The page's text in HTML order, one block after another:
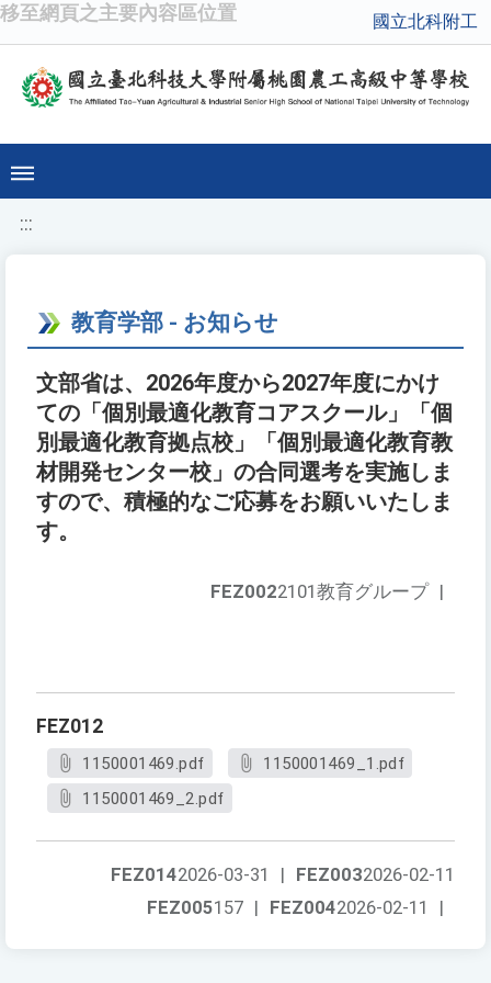
移至網頁之主要內容區位置 國立北科附工
:::
教育学部 - お知らせ
文部省は、2026年度から2027年度にかけ
ての「個別最適化教育コアスクール」「個
別最適化教育拠点校」「個別最適化教育教
材開発センター校」の合同選考を実施しま
すので、積極的なご応募をお願いいたしま
す。
FEZ0022101教育グループ |
FEZ012
1150001469.pdf
1150001469_1.pdf
1150001469_2.pdf
FEZ0032026-02-11
FEZ0142026-03-31
|
FEZ0042026-02-11 |
FEZ005157 |